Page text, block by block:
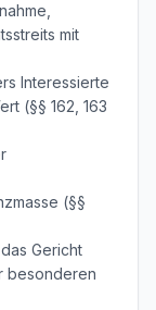
mit
Interessierte
(§§ 162, 163
(§§
Gericht
besonderen